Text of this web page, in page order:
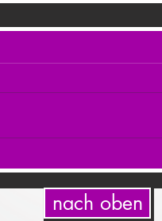
nach oben